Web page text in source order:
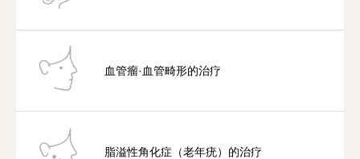
血管瘤·血管畸形的治疗
脂溢性角化症（老年疣）的治疗